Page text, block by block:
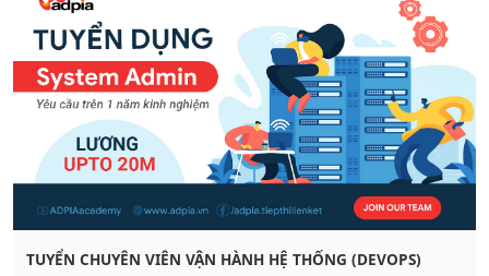
TUYỂN CHUYÊN VIÊN VẬN HÀNH HỆ THỐNG (DEVOPS)